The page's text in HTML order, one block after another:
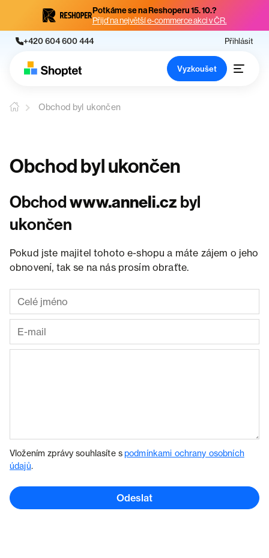
Potkáme se na Reshoperu 15. 10.?
Přijď na největší e-commerce akci v ČR.
+420 604 600 444 Přihlásit
Vyzkoušet
Obchod byl ukončen
Obchod byl ukončen
Obchodwww.anneli.cz byl
ukončen
Pokud jste majitel tohoto e-shopu a máte zájem o jeho
obnovení, tak se na nás prosím obraťte.
Vložením zprávy souhlasíte spodmínkami ochrany osobních
údajů.
Odeslat